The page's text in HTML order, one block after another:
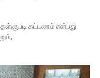
தள்ளுபடி கட்டணம் என்பது